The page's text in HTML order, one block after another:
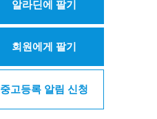
알라딘에 팔기
회원에게 팔기
중고등록 알림 신청